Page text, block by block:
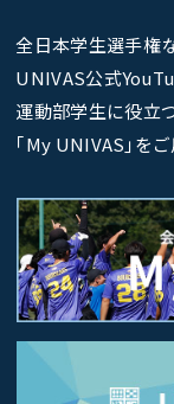
全日本学生選手権
UNIVAS公式
運動部学生に役立
｢My UNIVAS｣をご